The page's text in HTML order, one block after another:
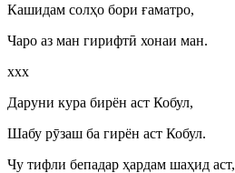
Кашидам солҳо бори ғаматро,
Чаро аз ман гирифтӣ хонаи ман.
ххх
Даруни кура бирён аст Кобул,
Шабу рӯзаш ба гирён аст Кобул.
Чу тифли бепадар ҳардам шаҳид аст,